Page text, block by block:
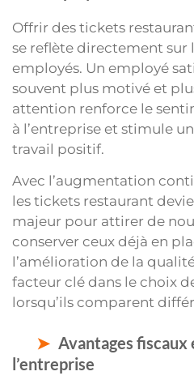
Offrir des tickets
se reflète directement sur
employés. Un employé
souvent plus motivé et
attention renforce le
à l’entreprise et stimule
travail positif.
Avec l’augmentation
les tickets restaurant
majeur pour attirer de
conserver ceux déjà en
l’amélioration de la
facteur clé dans le choix
lorsqu’ils comparent
Avantages fiscaux
l’entreprise